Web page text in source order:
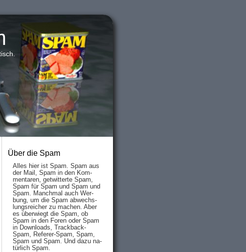
Über die Spam
Alles hier ist Spam. Spam aus
der Mail, Spam in den Kom­
men­taren, ge­twit­ter­te Spam,
Spam für Spam und Spam und
Spam. Manch­mal auch Wer­
bung, um die Spam ab­wechs­
lungs­reich­er zu mach­en. Aber
es über­wiegt die Spam, ob
Spam in den Fo­ren oder Spam
in Down­loads, Track­back-
Spam, Re­fe­rer-Spam, Spam,
Spam und Spam. Und da­zu na­
tür­lich Spam.